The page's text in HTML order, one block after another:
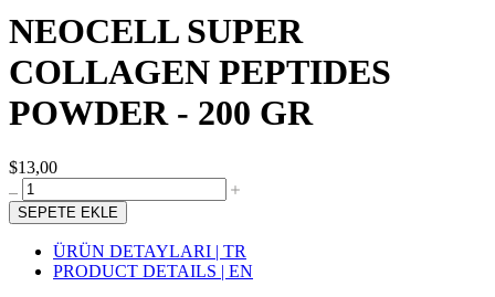
NEOCELL SUPER
COLLAGEN PEPTIDES
POWDER - 200 GR
$13,00
SEPETE EKLE
ÜRÜN DETAYLARI | TR
PRODUCT DETAILS | EN